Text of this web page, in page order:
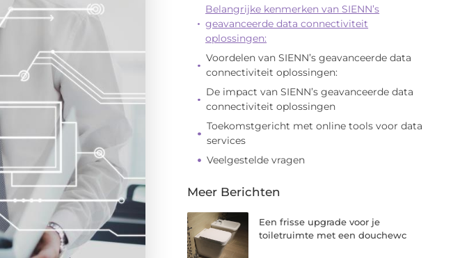
Belangrijke kenmerken van SIENN’s
geavanceerde data connectiviteit
oplossingen:
Voordelen van SIENN’s geavanceerde data
connectiviteit oplossingen:
De impact van SIENN’s geavanceerde data
connectiviteit oplossingen
Toekomstgericht met online tools voor data
services
Veelgestelde vragen
Meer Berichten
Een frisse upgrade voor je
toiletruimte met een douchewc